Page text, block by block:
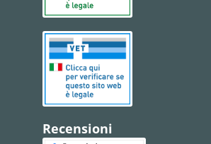
Recensioni